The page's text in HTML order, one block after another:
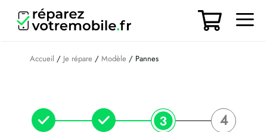
contenu
Accueil / Je répare / Modèle / Pannes